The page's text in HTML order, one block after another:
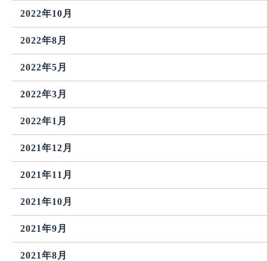
2022年10月
2022年8月
2022年5月
2022年3月
2022年1月
2021年12月
2021年11月
2021年10月
2021年9月
2021年8月